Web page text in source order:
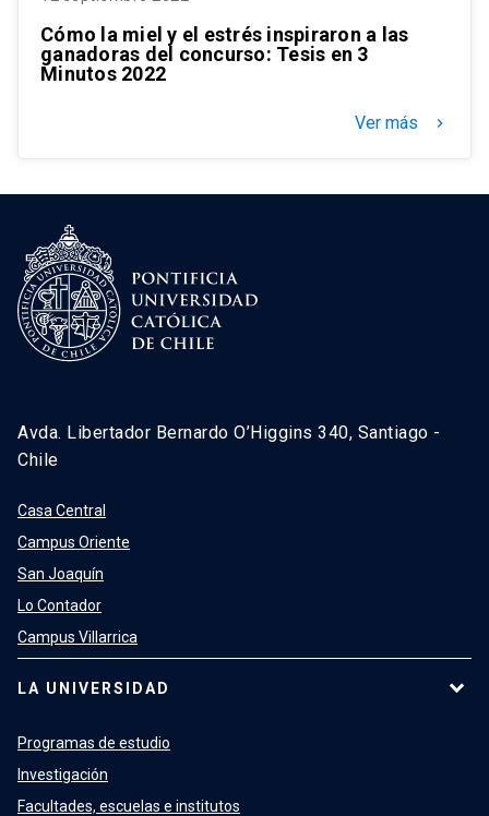
Cómo la miel y el estrés inspiraron a las
ganadoras del concurso: Tesis en 3
Minutos 2022
Ver más keyboard_arrow_right
Avda. Libertador Bernardo O’Higgins 340, Santiago -
Chile
Casa Central
Campus Oriente
San Joaquín
Lo Contador
Campus Villarrica
LA UNIVERSIDAD
Programas de estudio
Investigación
Facultades, escuelas e institutos